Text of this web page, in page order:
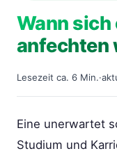
Wann sich
anfechten
Lesezeit ca. 6 Min.·
Eine unerwartet
Studium und